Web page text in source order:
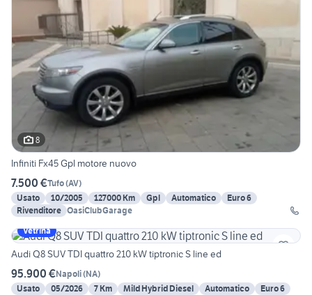
8
Infiniti Fx45 Gpl motore nuovo
7.500 €Tufo(AV)
Usato
10/2005 127000 Km Gpl Automatico
Euro 6
Rivenditore OasiClubGarage
Vetrina
Audi Q8 SUV TDI quattro 210 kW tiptronic S line ed
95.900 €Napoli(NA)
Usato
05/2026 7 Km Mild Hybrid Diesel Automatico
Euro 6